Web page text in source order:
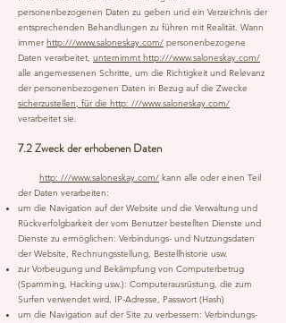
personenbezogenen Daten zu geben und ein Verzeichnis der
entsprechenden Behandlungen zu führen mit Realität. Wann
immer http:///www.saloneskay.com/ personenbezogene
Daten verarbeitet, unternimmt http:///www.saloneskay.com/
alle angemessenen Schritte, um die Richtigkeit und Relevanz
der personenbezogenen Daten in Bezug auf die Zwecke
sicherzustellen, für die http: ///www.saloneskay.com/
verarbeitet sie.
7.2 Zweck der erhobenen Daten
http: ///www.saloneskay.com/ kann alle oder einen Teil
der Daten verarbeiten:
um die Navigation auf der Website und die Verwaltung und
Rückverfolgbarkeit der vom Benutzer bestellten Dienste und
Dienste zu ermöglichen: Verbindungs- und Nutzungsdaten
der Website, Rechnungsstellung, Bestellhistorie usw.
zur Vorbeugung und Bekämpfung von Computerbetrug
(Spamming, Hacking usw.): Computerausrüstung, die zum
Surfen verwendet wird, IP-Adresse, Passwort (Hash)
um die Navigation auf der Site zu verbessern: Verbindungs-